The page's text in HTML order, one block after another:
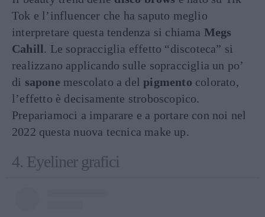
Tok e l’influencer che ha saputo meglio
interpretare questa tendenza si chiama Megs
Cahill. Le sopracciglia effetto “discoteca” si
realizzano applicando sulle sopracciglia un po’
di sapone mescolato a delpigmento colorato,
l’effetto è decisamente stroboscopico.
Prepariamoci a imparare e a portare con noi nel
2022 questa nuova tecnica make up.
4. Eyeliner grafici